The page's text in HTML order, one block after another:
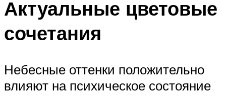
Актуальные цветовые
сочетания
Небесные оттенки положительно
влияют на психическое состояние